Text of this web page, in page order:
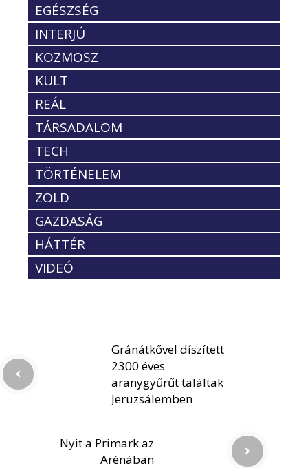
EGÉSZSÉG
INTERJÚ
KOZMOSZ
KULT
REÁL
TÁRSADALOM
TECH
TÖRTÉNELEM
ZÖLD
GAZDASÁG
HÁTTÉR
VIDEÓ
Gránátkővel díszített
2300 éves
aranygyűrűt találtak
Jeruzsálemben
Nyit a Primark az
Arénában